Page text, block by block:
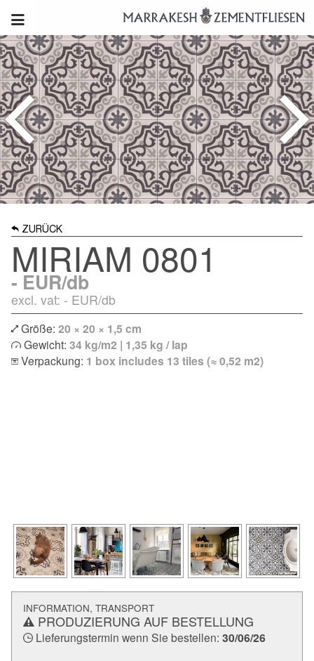
ZURÜCK
MIRIAM 0801
- EUR/db
excl. vat: - EUR/db
Größe: 20 × 20 × 1,5 cm
Gewicht: 34 kg/m2 | 1,35 kg / lap
Verpackung: 1 box includes 13 tiles (≈ 0,52 m2)
INFORMATION, TRANSPORT
PRODUZIERUNG AUF BESTELLUNG
Lieferungstermin wenn Sie bestellen: 30/06/26